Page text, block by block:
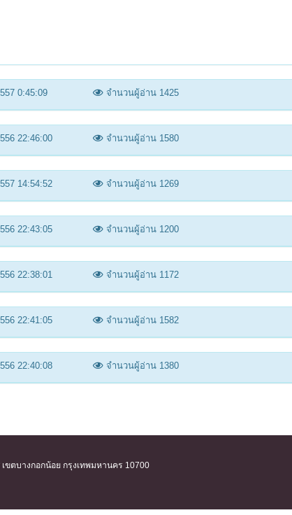
0:45:09 จำนวนผู้อ่าน 1425
22:46:00 จำนวนผู้อ่าน 1580
14:54:52 จำนวนผู้อ่าน 1269
22:43:05 จำนวนผู้อ่าน 1200
22:38:01 จำนวนผู้อ่าน 1172
22:41:05 จำนวนผู้อ่าน 1582
22:40:08 จำนวนผู้อ่าน 1380
ขตบางกอกน้อย กรุงเทพมหานคร 10700